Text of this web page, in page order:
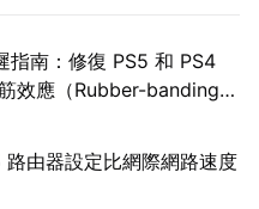
指南：修復 PS5 和 PS4
效應（Rubber-banding）
由器設定比網際網路速度